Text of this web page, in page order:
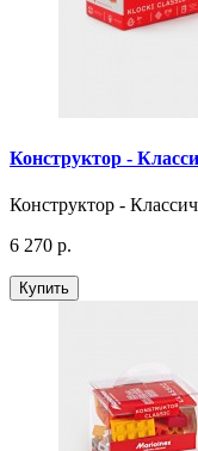
Конструктор -
Конструктор -
6 270 р.
Купить